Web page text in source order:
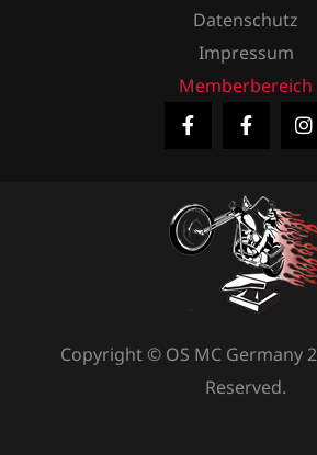
Datenschutz
Impressum
Memberbereich
Copyright © OS MC Germany
Reserved.